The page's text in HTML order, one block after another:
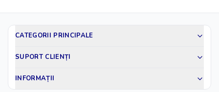
CATEGORII PRINCIPALE
SUPORT CLIENȚI
INFORMAȚII